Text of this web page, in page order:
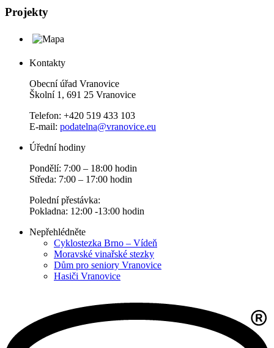
Projekty
Kontakty
Obecní úřad Vranovice
Školní 1, 691 25 Vranovice
Telefon: +420 519 433 103
E-mail: podatelna@vranovice.eu
Úřední hodiny
Pondělí: 7:00 – 18:00 hodin
Středa: 7:00 – 17:00 hodin
Polední přestávka:
Pokladna: 12:00 -13:00 hodin
Nepřehlédněte
Cyklostezka Brno – Vídeň
Moravské vinařské stezky
Dům pro seniory Vranovice
Hasiči Vranovice